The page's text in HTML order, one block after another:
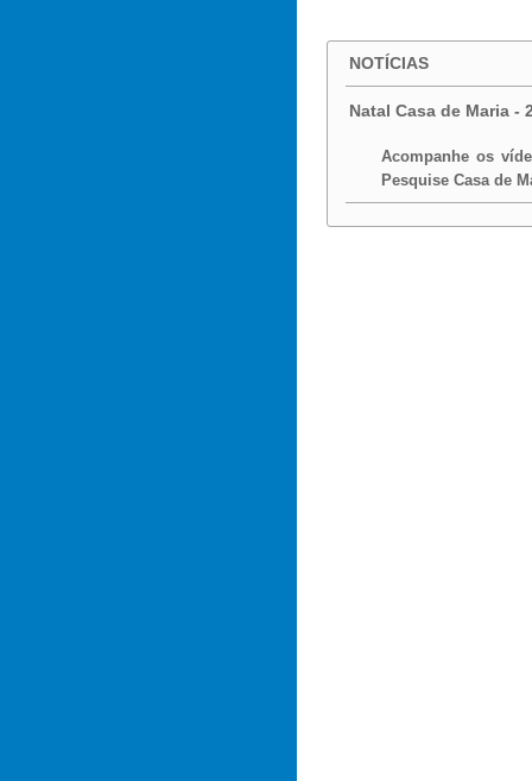
NOTÍCIAS
Natal Casa de Maria -
Acompanhe os
Pesquise Casa de